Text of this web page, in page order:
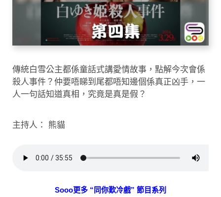
傳統白雪公主都係童話式講愛情故事，點解今次會係
殺人事件？仲要唔睇到尾都唔知邊個係真正凶手，一
人一句話知道真相，究竟是真是假？
主持人： 熊貓
Sooo更多 “同你歎冷戲” 節目系列